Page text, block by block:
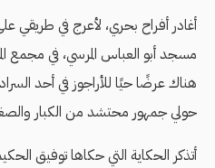
أغادر أفراح بحري، لأعرج في طريقي
مسجد أبو العباس المرسي، في مجمع
هناك عرضًا حيًا للأراجوز في أحد
حولي جمهور محتشد من الكبار
أتذكر الحكاية التي حكاها توفيق